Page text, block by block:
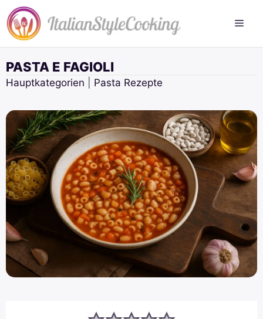
Zum
Inhalt
springen
PASTA E FAGIOLI
Hauptkategorien Pasta Rezepte